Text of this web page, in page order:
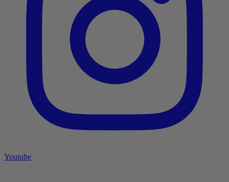
Youtube